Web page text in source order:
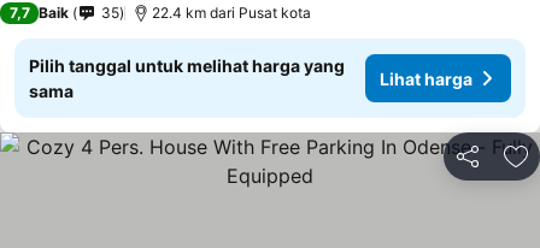
7,7 Baik 35 22.4 km dari Pusat kota
Pilih tanggal untuk melihat harga yang
sama
Lihat harga
Bagikan